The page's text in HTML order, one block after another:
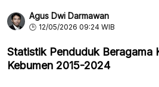
Agus Dwi Darmawan
12/05/2026 09:24 WIB
Statistik Penduduk Beragama
Kebumen 2015-2024